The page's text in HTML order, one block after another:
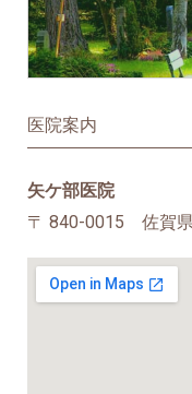
医院案内
矢ケ部医院
〒 840-0015 佐賀